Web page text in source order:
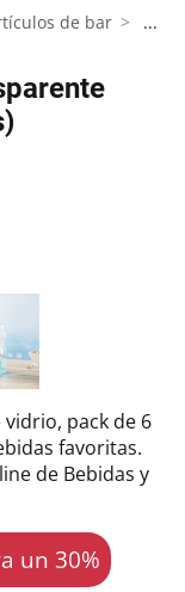
de bar ...
pack de 6
favoritas.
de Bebidas y
un 30%